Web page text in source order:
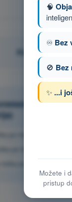
Pitanje 11 od
DRON
🧠
♾️ Bez
🚫 Bez
✨ ...i
Možete i
pristup